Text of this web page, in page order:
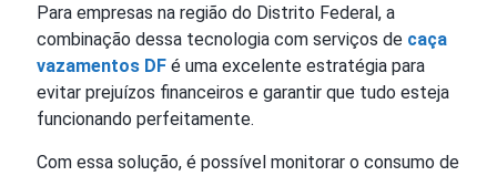
Para empresas na região do Distrito Federal, a
combinação dessa tecnologia com serviços de caça
vazamentos DF é uma excelente estratégia para
evitar prejuízos financeiros e garantir que tudo esteja
funcionando perfeitamente.
Com essa solução, é possível monitorar o consumo de